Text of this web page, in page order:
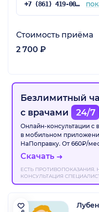
+7 (861) 419-00-11
Стоимость приёма
2 700 ₽
Безлимитный
с врачами
24/7
Онлайн-консультации с
в мобильном
НаПоправку. От 660₽/
Скачать
ЕСТЬ
КОНСУЛЬТАЦИЯ